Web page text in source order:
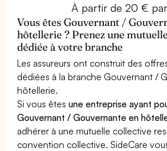
À partir de 20 €
Vous êtes Gouvernant /
hôtellerie ? Prenez une
dédiée à votre branche
Les assureurs ont construit des
dédiées à la branche Gouvernant /
hôtellerie.
Si vous êtesune entreprise ayant
Gouvernant / Gouvernante en
adhérer à une mutuelle collective
convention collective. SideCare